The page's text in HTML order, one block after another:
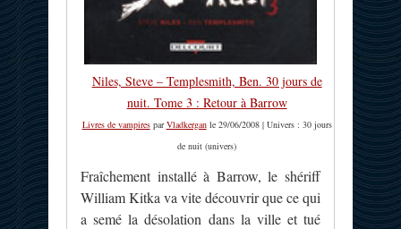
Niles, Steve – Templesmith, Ben. 30 jours de
nuit. Tome 3 : Retour à Barrow
Livres de vampiresparVladkerganle 29/06/2008 | Univers : 30 jours
de nuit (univers)
Fraîchement installé à Barrow, le shériff
William Kitka va vite découvrir que ce qui
a semé la désolation dans la ville et tué